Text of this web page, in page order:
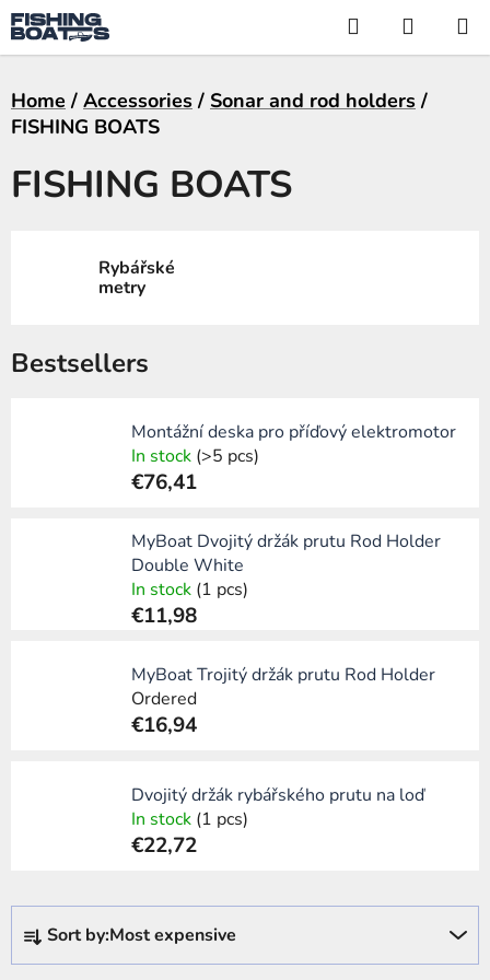
Skip
to
content
Search
CART
Home / Accessories / Sonar and rod holders /
FISHING BOATS
FISHING BOATS
Rybářské
metry
Bestsellers
Montážní deska pro příďový elektromotor
In stock (>5 pcs)
€76,41
MyBoat Dvojitý držák prutu Rod Holder
Double White
In stock (1 pcs)
€11,98
MyBoat Trojitý držák prutu Rod Holder
Ordered
€16,94
Dvojitý držák rybářského prutu na loď
In stock (1 pcs)
€22,72
Sort by:Most expensive